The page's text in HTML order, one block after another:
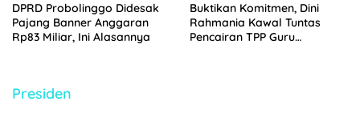
DPRD Probolinggo Didesak
Pajang Banner Anggaran
Rp83 Miliar, Ini Alasannya
Buktikan Komitmen, Dini
Rahmania Kawal Tuntas
Pencairan TPP Guru
Presiden